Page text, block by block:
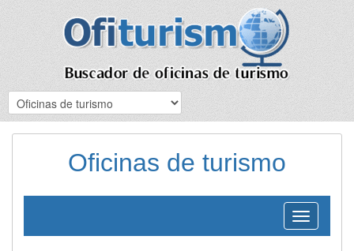
Oficinas de turismo
Toggle
navigation